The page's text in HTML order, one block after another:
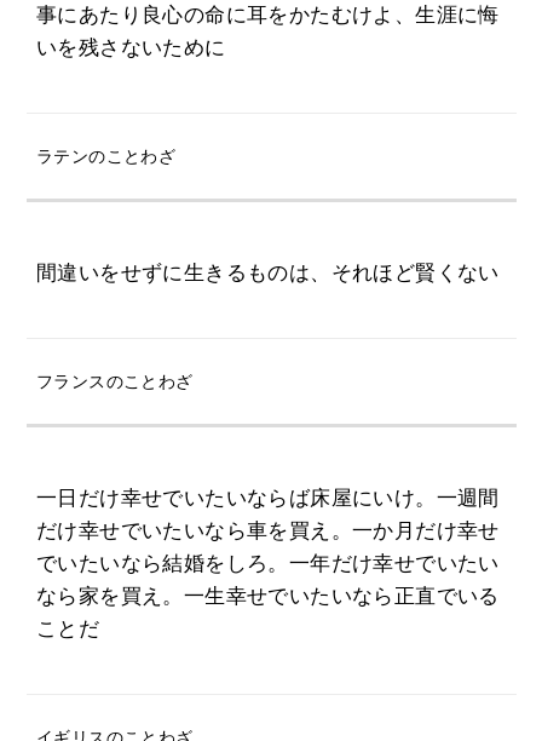
事にあたり良心の命に耳をかたむけよ、生涯に悔
いを残さないために
ラテンのことわざ
間違いをせずに生きるものは、それほど賢くない
フランスのことわざ
一日だけ幸せでいたいならば床屋にいけ。一週間
だけ幸せでいたいなら車を買え。一か月だけ幸せ
でいたいなら結婚をしろ。一年だけ幸せでいたい
なら家を買え。一生幸せでいたいなら正直でいる
ことだ